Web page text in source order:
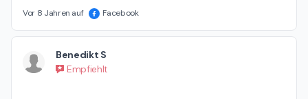
Vor 8 Jahren auf Facebook
Benedikt S
Empfiehlt